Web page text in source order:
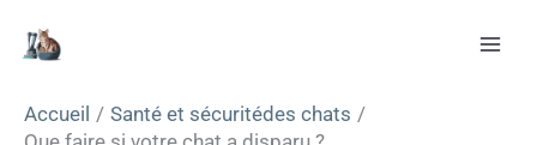
Accueil
Santé et sécuritédes chats